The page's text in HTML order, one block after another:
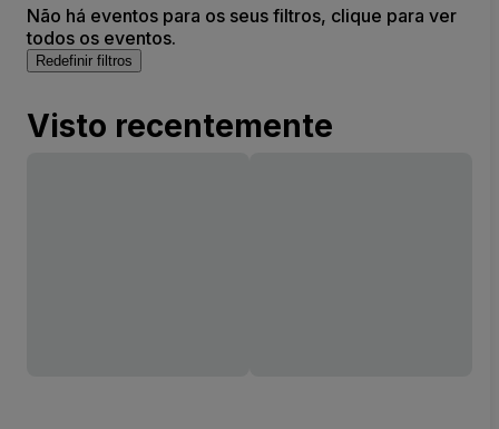
Não há eventos para os seus filtros, clique para ver
todos os eventos.
Redefinir filtros
Visto recentemente